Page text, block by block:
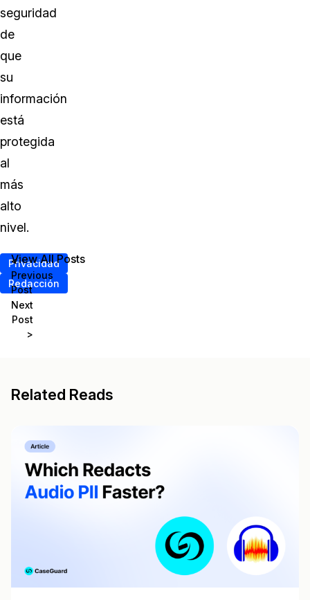
seguridad
de
que
su
información
está
protegida
al
más
alto
nivel.
Privacidad
Redacción
<
Previous
Post
Next
Post
>
View All Posts
Related Reads